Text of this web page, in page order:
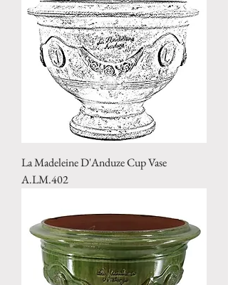
La Madeleine D'Anduze Cup Vase
A.LM.402